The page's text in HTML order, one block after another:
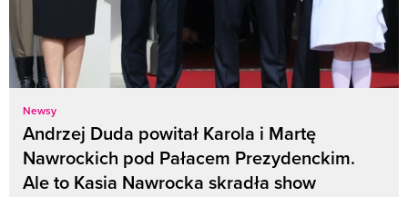
Newsy
Andrzej Duda powitał Karola i Martę
Nawrockich pod Pałacem Prezydenckim.
Ale to Kasia Nawrocka skradła show